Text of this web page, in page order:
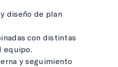
diseño de plan
con distintas
equipo.
y seguimiento